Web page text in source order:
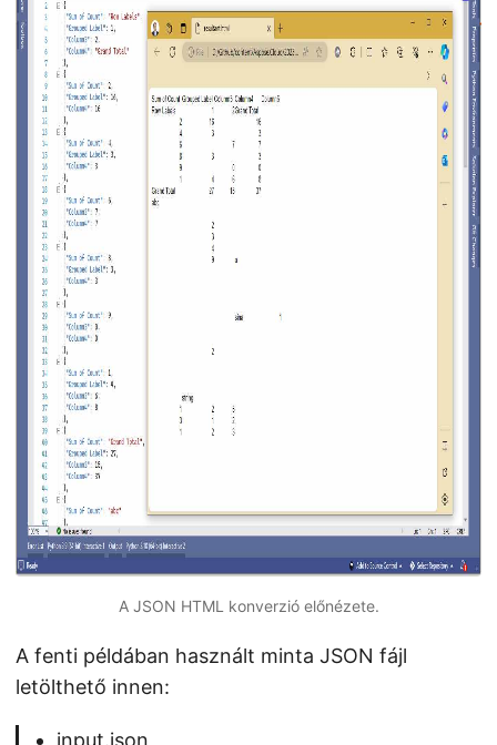
A JSON HTML konverzió előnézete.
A fenti példában használt minta JSON fájl
letölthető innen:
input.json